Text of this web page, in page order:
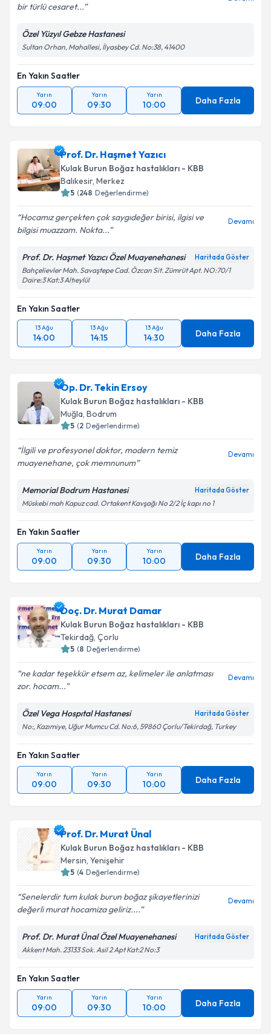
bir türlü cesaret...
Özel Yüzyıl Gebze Hastanesi
Sultan Orhan, Mahallesi, İlyasbey Cd. No:38, 41400
En Yakın Saatler
Yarın
09:00
Yarın
09:30
Yarın
10:00 Daha Fazla
Prof. Dr. Haşmet Yazıcı
Kulak Burun Boğaz hastalıkları - KBB
Balıkesir, Merkez
5 (248 Değerlendirme)
Hocamız gerçekten çok saygıdeğer birisi, ilgisi ve
bilgisi muazzam. Nokta...
Devamı
Prof. Dr. Haşmet Yazıcı Özel Muayenehanesi Haritada Göster
Bahçelievler Mah. Savaştepe Cad. Özcan Sit. Zümrüt Apt. NO:70/1
Daire:3 Kat:3 Altıeylül
En Yakın Saatler
13 Ağu
14:00
13 Ağu
14:15
13 Ağu
14:30 Daha Fazla
Op. Dr. Tekin Ersoy
Kulak Burun Boğaz hastalıkları - KBB
Muğla, Bodrum
5 (2 Değerlendirme)
İlgili ve profesyonel doktor, modern temiz
muayenehane, çok memnunum
Devamı
Memorial Bodrum Hastanesi Haritada Göster
Müskebi mah Kapuz cad. Ortakent Kavşağı No 2/2 İç kapı no 1
En Yakın Saatler
Yarın
09:00
Yarın
09:30
Yarın
10:00 Daha Fazla
Doç. Dr. Murat Damar
Kulak Burun Boğaz hastalıkları - KBB
Tekirdağ, Çorlu
5 (8 Değerlendirme)
ne kadar teşekkür etsem az, kelimeler ile anlatması
zor. hocam...
Devamı
Özel Vega Hospıtal Hastanesi Haritada Göster
No:, Kazımiye, Uğur Mumcu Cd. No:6, 59860 Çorlu/Tekirdağ, Turkey
En Yakın Saatler
Yarın
09:00
Yarın
09:30
Yarın
10:00 Daha Fazla
Prof. Dr. Murat Ünal
Kulak Burun Boğaz hastalıkları - KBB
Mersin, Yenişehir
5 (4 Değerlendirme)
Senelerdir tum kulak burun boğaz şikayetlerinizi
değerli murat hocamiza geliriz....
Devamı
Prof. Dr. Murat Ünal Özel Muayenehanesi Haritada Göster
Akkent Mah. 23133 Sok. Asil 2 Apt Kat:2 No:3
En Yakın Saatler
Yarın
09:00
Yarın
09:30
Yarın
10:00 Daha Fazla